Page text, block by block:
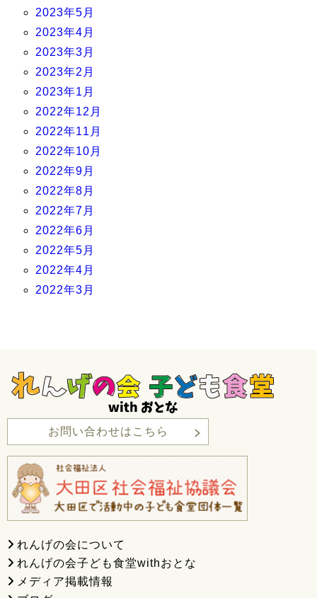
2023年5月
2023年4月
2023年3月
2023年2月
2023年1月
2022年12月
2022年11月
2022年10月
2022年9月
2022年8月
2022年7月
2022年6月
2022年5月
2022年4月
2022年3月
お問い合わせはこちら
れんげの会について
れんげの会子ども食堂withおとな
メディア掲載情報